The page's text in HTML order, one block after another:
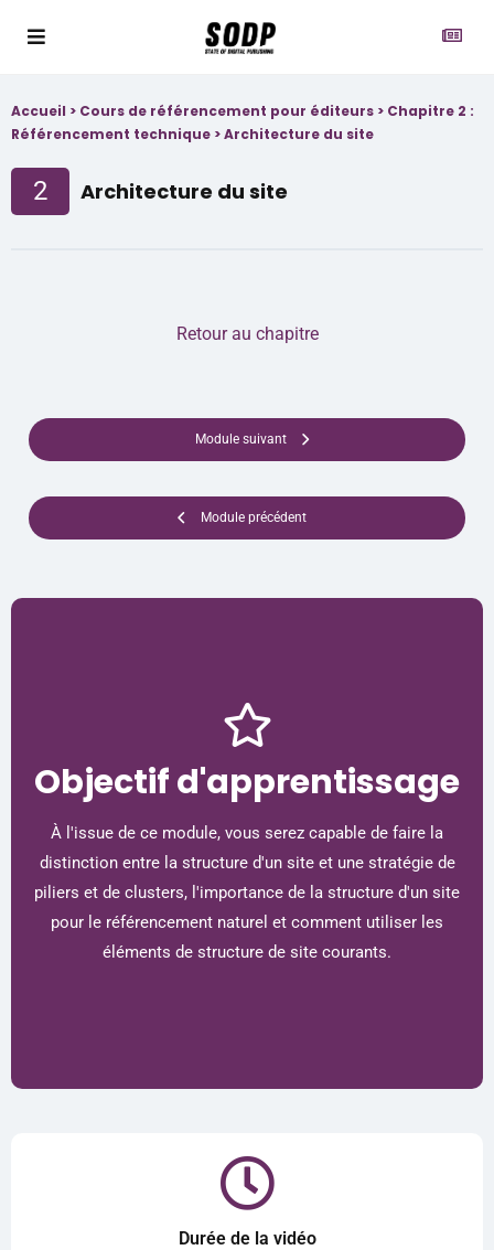
Accueil > Cours de référencement pour éditeurs > Chapitre 2 :
Référencement technique >Architecture du site
2 Architecture du site
Module précédent
Retour au chapitre
Module suivant
Objectif d'apprentissage
À l'issue de ce module, vous serez capable de faire la
distinction entre la structure d'un site et une stratégie de
piliers et de clusters, l'importance de la structure d'un site
pour le référencement naturel et comment utiliser les
éléments de structure de site courants.
Durée de la vidéo